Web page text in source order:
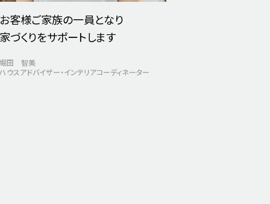
お客様ご家族の一員となり
家づくりをサポートします
堀田 智美
ハウスアドバイザー・インテリアコーディネーター